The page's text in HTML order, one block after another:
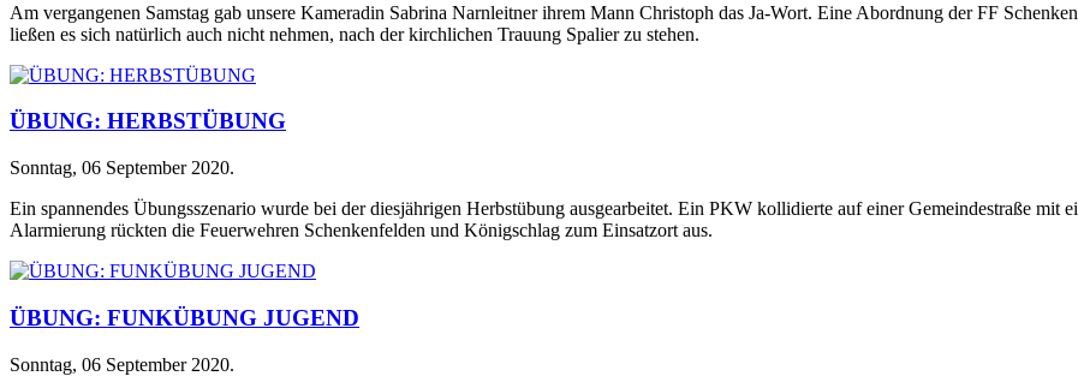
Am vergangenen Samstag gab unsere Kameradin Sabrina Narnleitner ihrem Mann Christoph das Ja-Wort. Eine Abordnung der FF
ließen es sich natürlich auch nicht nehmen, nach der kirchlichen Trauung Spalier zu stehen.
ÜBUNG: HERBSTÜBUNG
Sonntag, 06 September 2020.
Ein spannendes Übungsszenario wurde bei der diesjährigen Herbstübung ausgearbeitet. Ein PKW kollidierte auf einer Gemeindestraße
Alarmierung rückten die Feuerwehren Schenkenfelden und Königschlag zum Einsatzort aus.
ÜBUNG: FUNKÜBUNG JUGEND
Sonntag, 06 September 2020.